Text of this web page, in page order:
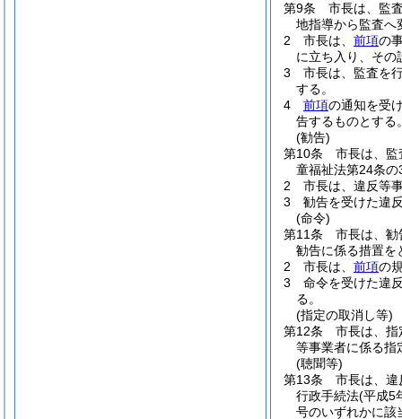
第9条
市長は、監
地指導から監査へ
2
市長は、 前項の
に立ち入り、その
3
市長は、監査を
する。
4
前項の通知を受
告するものとする
(勧告)
第10条
市長は、監
童福祉法第24条
2
市長は、違反等
3
勧告を受けた違
(命令)
第11条
市長は、勧
勧告に係る措置を
2
市長は、 前項の
3
命令を受けた違
る。
(指定の取消し等)
第12条
市長は、
等事業者に係る指
(聴聞等)
第13条
市長は、違
行政手続法(平成5
号のいずれかに該